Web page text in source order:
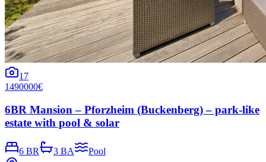
17
1490000€
6BR Mansion – Pforzheim (Buckenberg) – park-like
estate with pool & solar
6 BR 3 BA
Pool